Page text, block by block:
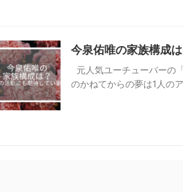
今泉佑唯の家族構成
元人気ユーチューバーの
のかねてからの夢は1人の